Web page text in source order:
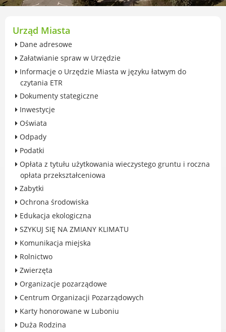
przekształceniowa
Ochrona środowiska
Edukacja ekologiczna
SZYKUJ SIĘ NA ZMIANY KLIMATU
Komunikacja miejska
Rolnictwo
Zwierzęta
Organizacje pozarządowe
Konsultacje społeczne i ewaluacje
Luboński Budżet Obywatelski
GKRPA/Centrum Wsparcia i Pomocy
Rodzinie
BEZPIECZEŃSTWO
Zdrowie
Porady prawne
Wydarzenia
WYBORY
Likwidacja barier - seniorzy i osoby z
niepełnosprawnościami
Urząd Miasta
Dane adresowe
Załatwianie spraw w Urzędzie
Informacje o Urzędzie Miasta w języku łatwym do
czytania ETR
Dokumenty stategiczne
Inwestycje
Oświata
Odpady
Podatki
Opłata z tytułu użytkowania wieczystego gruntu i roczna
opłata przekształceniowa
Zabytki
Ochrona środowiska
Edukacja ekologiczna
SZYKUJ SIĘ NA ZMIANY KLIMATU
Komunikacja miejska
Rolnictwo
Zwierzęta
Organizacje pozarządowe
Centrum Organizacji Pozarządowych
Karty honorowane w Luboniu
Duża Rodzina